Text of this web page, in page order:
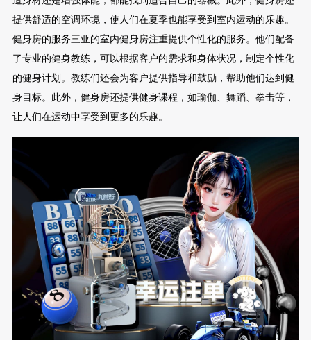
提供舒适的空调环境，使人们在夏季也能享受到室内运动的乐趣。
健身房的服务三亚的室内健身房注重提供个性化的服务。他们配备
了专业的健身教练，可以根据客户的需求和身体状况，制定个性化
的健身计划。教练们还会为客户提供指导和鼓励，帮助他们达到健
身目标。此外，健身房还提供健身课程，如瑜伽、舞蹈、拳击等，
让人们在运动中享受到更多的乐趣。